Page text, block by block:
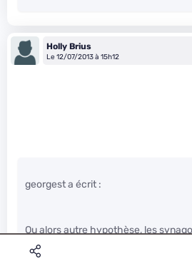
Holly Brius
Le 12/07/2013 à 15h12
georgest a écrit :
Ou alors autre hypothèse, les
60 à 80 % et si tu es un
visible pour le plus grand nombre